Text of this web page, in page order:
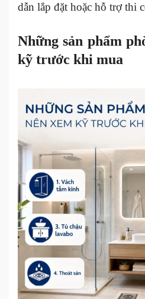
dẫn lắp đặt hoặc hỗ trợ thi
Những sản phẩm
kỹ trước khi mua